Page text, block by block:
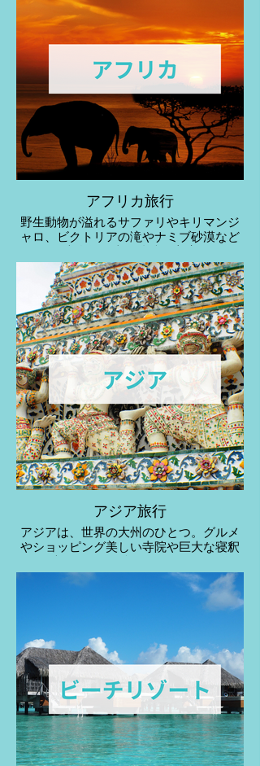
アフリカ旅行
野生動物が溢れるサファリやキリマンジ
ャロ、ビクトリアの滝やナミブ砂漠など
の大自然、古代遺跡の宝庫。
アジア旅行
アジアは、世界の大州のひとつ。グルメ
やショッピング美しい寺院や巨大な寝釈
迦仏など女子旅にぴったり。